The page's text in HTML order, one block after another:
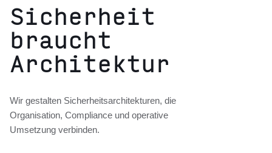
Sicherheit
braucht
Architektur
Wir gestalten Sicherheitsarchitekturen, die
Organisation, Compliance und operative
Umsetzung verbinden.